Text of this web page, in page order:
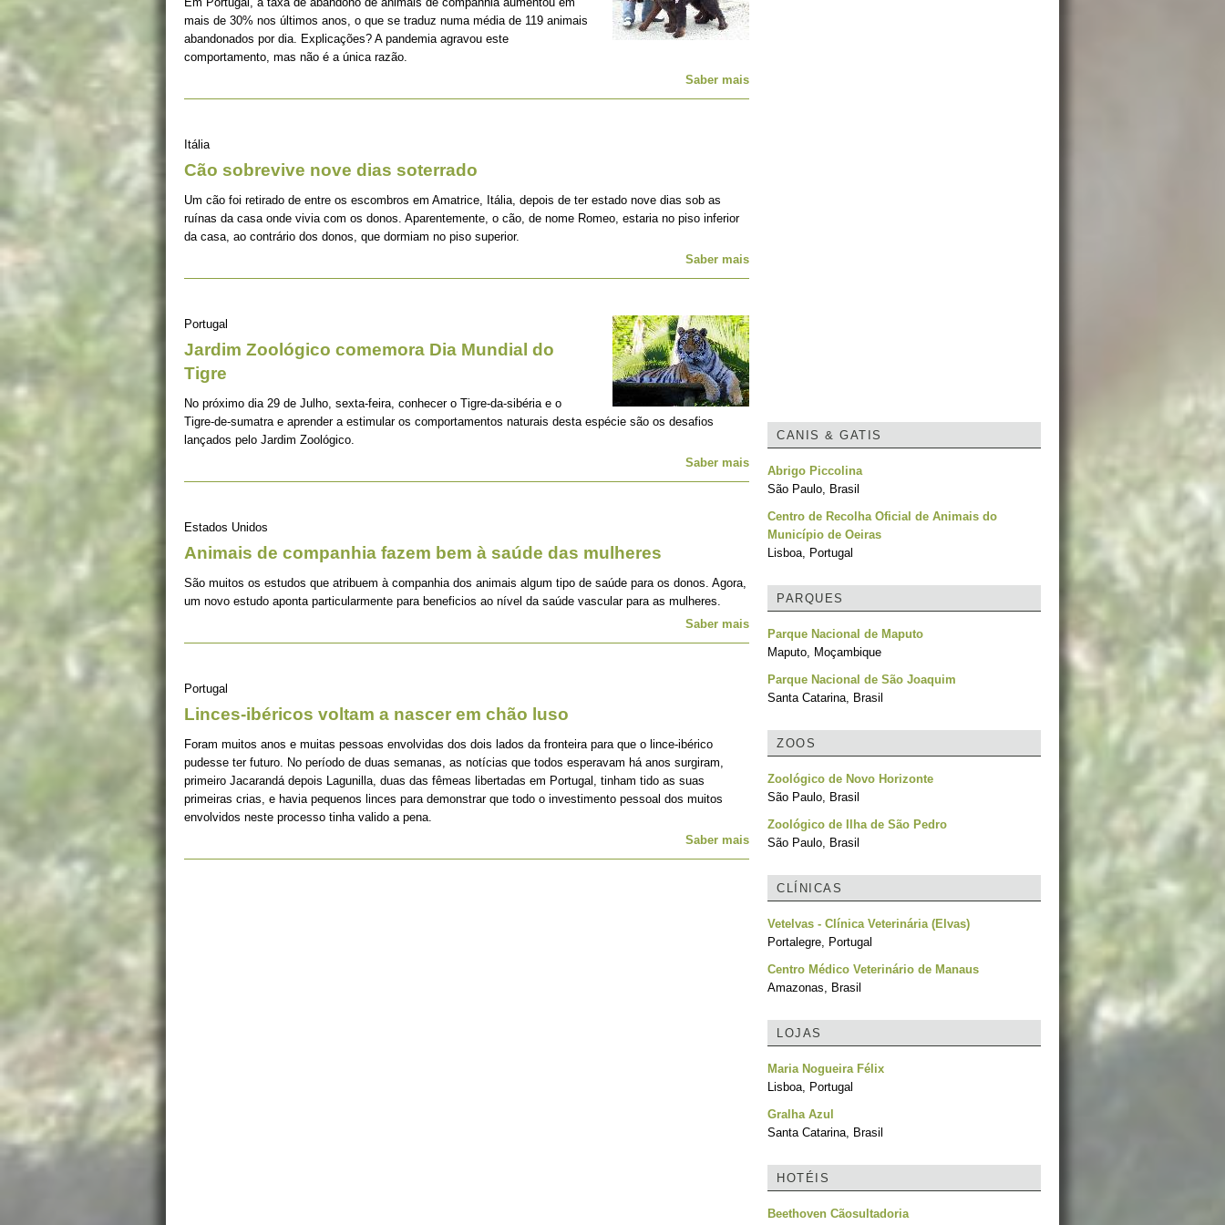
mais de 30% nos últimos anos, o que se traduz numa média de 119 animais
abandonados por dia. Explicações? A pandemia agravou este
comportamento, mas não é a única razão.
Saber mais
Itália
Cão sobrevive nove dias soterrado
Um cão foi retirado de entre os escombros em Amatrice, Itália, depois de ter estado nove dias sob as
ruínas da casa onde vivia com os donos. Aparentemente, o cão, de nome Romeo, estaria no piso inferior
da casa, ao contrário dos donos, que dormiam no piso superior.
Saber mais
Portugal
Jardim Zoológico comemora Dia Mundial do
Tigre
No próximo dia 29 de Julho, sexta-feira, conhecer o Tigre-da-sibéria e o
Tigre-de-sumatra e aprender a estimular os comportamentos naturais desta espécie são os desafios
lançados pelo Jardim Zoológico.
Saber mais
Estados Unidos
Animais de companhia fazem bem à saúde das mulheres
São muitos os estudos que atribuem à companhia dos animais algum tipo de saúde para os donos. Agora,
um novo estudo aponta particularmente para beneficios ao nível da saúde vascular para as mulheres.
Saber mais
Portugal
Linces-ibéricos voltam a nascer em chão luso
Foram muitos anos e muitas pessoas envolvidas dos dois lados da fronteira para que o lince-ibérico
pudesse ter futuro. No período de duas semanas, as notícias que todos esperavam há anos surgiram,
primeiro Jacarandá depois Lagunilla, duas das fêmeas libertadas em Portugal, tinham tido as suas
primeiras crias, e havia pequenos linces para demonstrar que todo o investimento pessoal dos muitos
envolvidos neste processo tinha valido a pena.
Saber mais
CANIS & GATIS
Abrigo Piccolina
São Paulo, Brasil
Centro de Recolha Oficial de Animais do
Município de Oeiras
Lisboa, Portugal
PARQUES
Parque Nacional de Maputo
Maputo, Moçambique
Parque Nacional de São Joaquim
Santa Catarina, Brasil
ZOOS
Zoológico de Novo Horizonte
São Paulo, Brasil
Zoológico de Ilha de São Pedro
São Paulo, Brasil
CLÍNICAS
Vetelvas - Clínica Veterinária (Elvas)
Portalegre, Portugal
Centro Médico Veterinário de Manaus
Amazonas, Brasil
LOJAS
Maria Nogueira Félix
Lisboa, Portugal
Gralha Azul
Santa Catarina, Brasil
HOTÉIS
Beethoven Cãosultadoria